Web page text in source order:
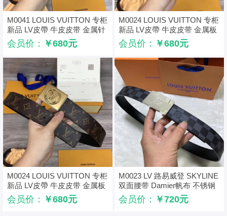
M0041 LOUIS VUITTON 专柜
新品 LV皮帶 牛皮皮带 金属针
扣 银色
会员价： ￥680元
M0024 LOUIS VUITTON 专柜
新品 LV皮帶 牛皮皮带 金属板
扣 银
会员价： ￥680元
M0024 LOUIS VUITTON 专柜
新品 LV皮帶 牛皮皮带 金属板
扣 金色
会员价： ￥680元
M0023 LV 路易威登 SKYLINE
双面腰带 Damier帆布 不锈钢
挂扣 LV皮带 银色
会员价： ￥720元